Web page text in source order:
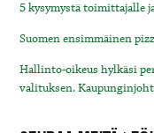
5 kysymystä toimittajalle
Suomen ensimmäinen
Hallinto-oikeus hylkäsi
valituksen.